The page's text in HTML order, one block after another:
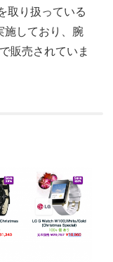
取り扱っている
施しており、腕
販売されていま